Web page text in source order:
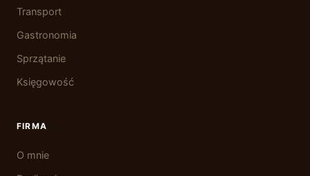
Transport
Gastronomia
Sprzątanie
Księgowość
FIRMA
O mnie